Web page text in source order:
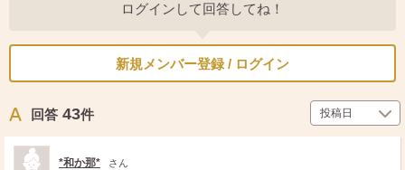
ログインして回答してね！
新規メンバー登録 / ログイン
回答 43件
*和か那* さん